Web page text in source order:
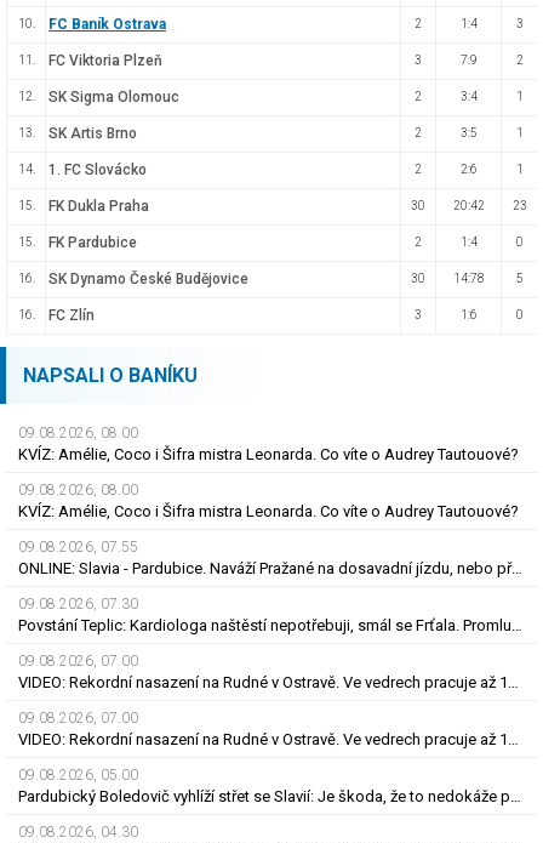
10. FC Baník Ostrava 2 1:4 3
11. FC Viktoria Plzeň 3 7:9 2
12. SK Sigma Olomouc 2 3:4 1
13. SK Artis Brno 2 3:5 1
14. 1. FC Slovácko 2 2:6 1
15. FK Dukla Praha 30 20:42 23
15. FK Pardubice 2 1:4 0
16. SK Dynamo České Budějovice 30 14:78 5
16. FC Zlín 3 1:6 0
NAPSALI O BANÍKU
09.08.2026, 08.00
KVÍZ: Amélie, Coco i Šifra mistra Leonarda. Co víte o Audrey Tautouové?
09.08.2026, 08.00
KVÍZ: Amélie, Coco i Šifra mistra Leonarda. Co víte o Audrey Tautouové?
09.08.2026, 07.55
ONLINE: Slavia - Pardubice. Naváží Pražané na dosavadní jízdu, nebo překvapí Východočeši?
09.08.2026, 07.30
Povstání Teplic: Kardiologa naštěstí nepotřebuji, smál se Frťala. Promluvil o zájmu Plzně
09.08.2026, 07.00
VIDEO: Rekordní nasazení na Rudné v Ostravě. Ve vedrech pracuje až 120 silničářů
09.08.2026, 07.00
VIDEO: Rekordní nasazení na Rudné v Ostravě. Ve vedrech pracuje až 120 silničářů
09.08.2026, 05.00
Pardubický Boledovič vyhlíží střet se Slavií: Je škoda, že to nedokáže postavit na mladých
09.08.2026, 04.30